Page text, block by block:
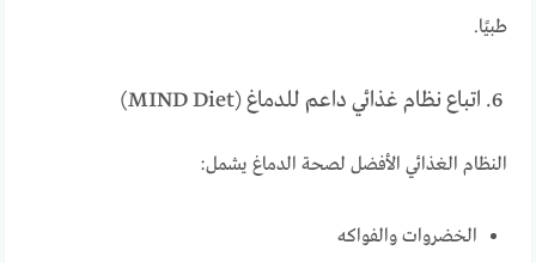
طبيًا.
6. اتباع نظام غذائي داعم للدماغ (MIND Diet)
النظام الغذائي الأفضل لصحة الدماغ يشمل:
الخضروات والفواكه